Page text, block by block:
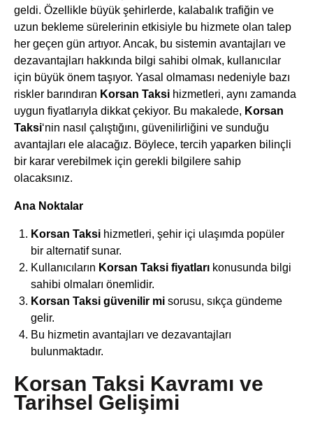
geldi. Özellikle büyük şehirlerde, kalabalık trafiğin ve
uzun bekleme sürelerinin etkisiyle bu hizmete olan talep
her geçen gün artıyor. Ancak, bu sistemin avantajları ve
dezavantajları hakkında bilgi sahibi olmak, kullanıcılar
için büyük önem taşıyor. Yasal olmaması nedeniyle bazı
riskler barındıran Korsan Taksi hizmetleri, aynı zamanda
uygun fiyatlarıyla dikkat çekiyor. Bu makalede, Korsan
Taksi‘nin nasıl çalıştığını, güvenilirliğini ve sunduğu
avantajları ele alacağız. Böylece, tercih yaparken bilinçli
bir karar verebilmek için gerekli bilgilere sahip
olacaksınız.
Ana Noktalar
Korsan Taksi hizmetleri, şehir içi ulaşımda popüler
bir alternatif sunar.
Kullanıcıların Korsan Taksi fiyatları konusunda bilgi
sahibi olmaları önemlidir.
Korsan Taksi güvenilir mi sorusu, sıkça gündeme
gelir.
Bu hizmetin avantajları ve dezavantajları
bulunmaktadır.
Korsan Taksi Kavramı ve
Tarihsel Gelişimi